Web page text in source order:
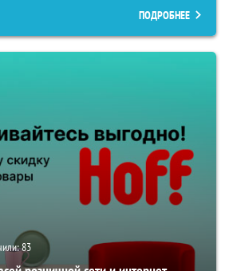
ПОДРОБНЕЕ
83